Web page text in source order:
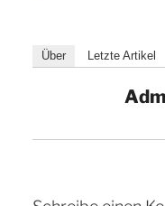
Über Letzte Artikel